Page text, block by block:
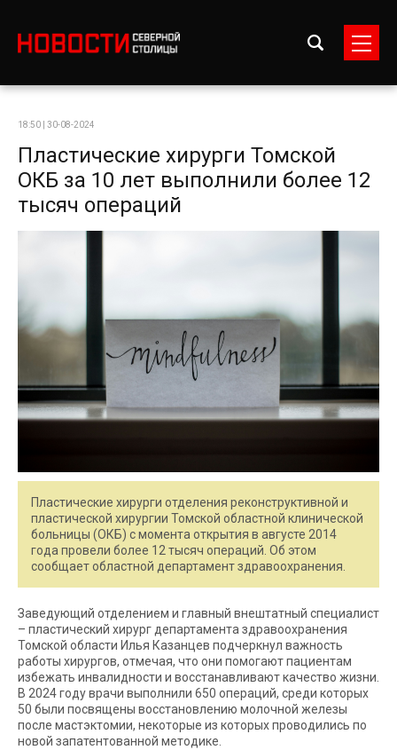
18:50 | 30-08-2024
Пластические хирурги Томской
ОКБ за 10 лет выполнили более 12
тысяч операций
Пластические хирурги отделения реконструктивной и
пластической хирургии Томской областной клинической
больницы (ОКБ) с момента открытия в августе 2014
года провели более 12 тысяч операций. Об этом
сообщает областной департамент здравоохранения.
Заведующий отделением и главный внештатный специалист
– пластический хирург департамента здравоохранения
Томской области Илья Казанцев подчеркнул важность
работы хирургов, отмечая, что они помогают пациентам
избежать инвалидности и восстанавливают качество жизни.
В 2024 году врачи выполнили 650 операций, среди которых
50 были посвящены восстановлению молочной железы
после мастэктомии, некоторые из которых проводились по
новой запатентованной методике.